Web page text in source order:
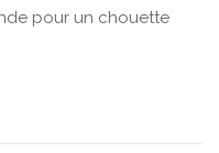
pour un chouette